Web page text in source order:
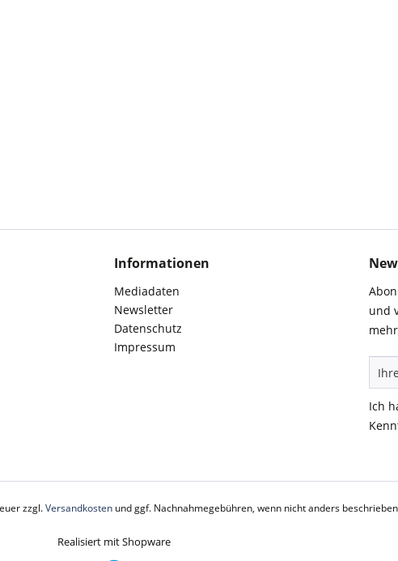
Informationen
Mediadaten
Newsletter
Datenschutz
Impressum
und
Ich
zzgl.Versandkostenund ggf. Nachnahmegebühren, wenn nicht anders beschrieben
Realisiert mit Shopware